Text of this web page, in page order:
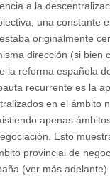
a la
una constante
originalmente
dirección (si bien
la reforma española
recurrente es la
en el ámbito
apenas
Esto
provincial de
(ver más adelante)